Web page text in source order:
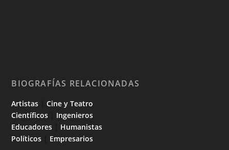
BIOGRAFÍAS RELACIONADAS
Artistas |Cine y Teatro
Científicos
Ingenieros
Educadores
Humanistas
Políticos
Empresarios